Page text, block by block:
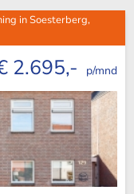
in Soesterberg,
2.695,- p/mnd